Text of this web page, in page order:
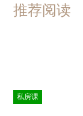
推荐阅读
私房课